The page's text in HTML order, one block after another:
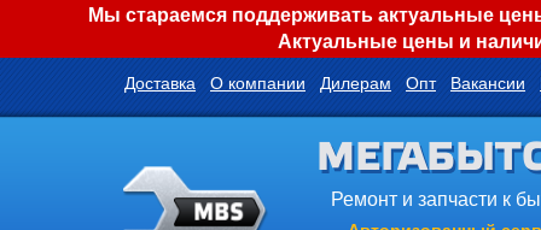
Мы стараемся поддерживать актуальные
Актуальные цены и
Доставка О компании Дилерам Опт Вакансии
Ремонт и запчасти к